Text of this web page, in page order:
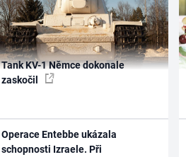
Tank KV-1 Němce dokonale
zaskočil
Operace Entebbe ukázala
schopnosti Izraele. Při